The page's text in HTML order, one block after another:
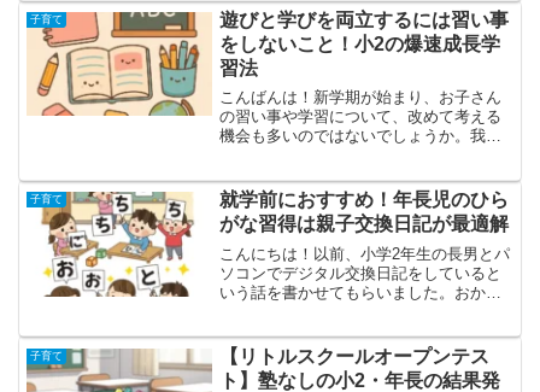
としては「すごいなー」と感心するばか
りですパパ5才で計算な...
子育て
遊びと学びを両立するには習い事
をしないこと！小2の爆速成長学
習法
こんばんは！新学期が始まり、お子さん
の習い事や学習について、改めて考える
機会も多いのではないでしょうか。我が
してすぐにやめてしまいました。息子は2
歳頃から数字や文字に...
子育て
就学前におすすめ！年長児のひら
がな習得は親子交換日記が最適解
こんにちは！以前、小学2年生の長男とパ
ソコンでデジタル交換日記をしていると
いう話を書かせてもらいました。おかげ
幼稚園年長の次男がキラキラした目で妻
に言ったそうです。「ぼ...
子育て
【リトルスクールオープンテス
ト】塾なしの小2・年長の結果発